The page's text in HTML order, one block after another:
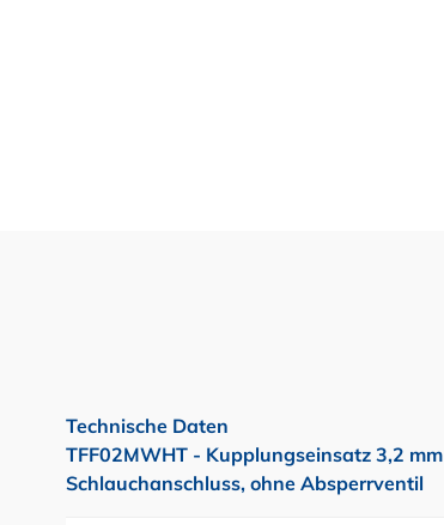
Technische Daten
TFF02MWHT - Kupplungseinsatz 3,2 mm
Schlauchanschluss, ohne Absperrventil